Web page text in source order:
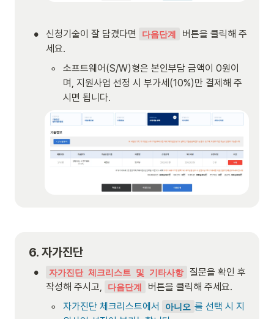
• 신청기술이 잘 담겼다면 다음단계
버튼을 클릭해 주
세요.
◦
소프트웨어(S/W)형은 본인부담 금액이 0원이
며, 지원사업 선정 시 부가세(10%)만 결제해 주
시면 됩니다.
6. 자가진단
• 자가진단 체크리스트 및 기타사항
질문을 확인 후
작성해 주시고,
다음단계 버튼을 클릭해 주세요.
◦ 자가진단 체크리스트에서 아니오 를 선택 시 지